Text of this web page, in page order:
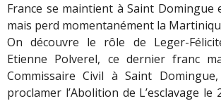
France se maintient à Saint Domingue
mais perd momentanément la
On découvre le rôle de Leger-
Etienne Polverel, ce dernier franc
Commissaire Civil à Saint
proclamer l’Abolition de L’esclavage le